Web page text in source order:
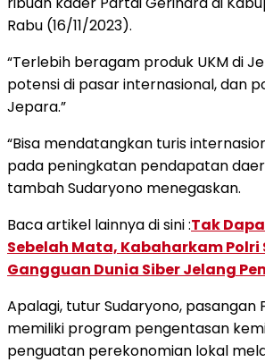
Rabu (16/11/2023).
“Terlebih beragam produk UKM di
potensi di pasar internasional, dan
Jepara.”
“Bisa mendatangkan turis
pada peningkatan pendapatan
tambah Sudaryono menegaskan.
Baca artikel lainnya di sini :Tak
Sebelah Mata, Kabaharkam Polri
Gangguan Dunia Siber Jelang
Apalagi, tutur Sudaryono,
memiliki program pengentasan
penguatan perekonomian lokal